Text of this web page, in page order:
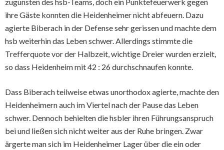
ihre Gäste konnten die Heidenheimer nicht abfeuern. Dazu
agierte Biberach in der Defense sehr gerissen und machte dem
hsb weiterhin das Leben schwer. Allerdings stimmte die
Trefferquote vor der Halbzeit, wichtige Dreier wurden erzielt,
so dass Heidenheim mit 42 : 26 durchschnaufen konnte.
Dass Biberach teilweise etwas unorthodox agierte, machte den
Heidenheimern auch im Viertel nach der Pause das Leben
schwer. Dennoch behielten die hsbler ihren Führungsanspruch
bei und ließen sich nicht weiter aus der Ruhe bringen. Zwar
ärgerte man sich im Heidenheimer Lager über die ein oder